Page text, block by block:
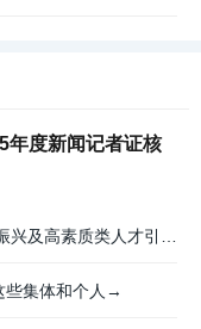
年度新闻记者证核
些集体和个人→